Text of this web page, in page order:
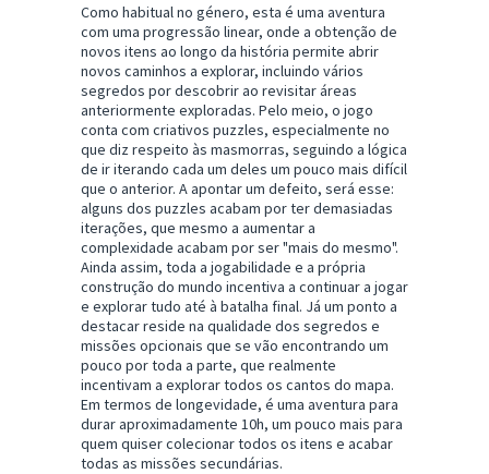
Como habitual no género, esta é uma aventura
com uma progressão linear, onde a obtenção de
novos itens ao longo da história permite abrir
novos caminhos a explorar, incluindo vários
segredos por descobrir ao revisitar áreas
anteriormente exploradas. Pelo meio, o jogo
conta com criativos puzzles, especialmente no
que diz respeito às masmorras, seguindo a lógica
de ir iterando cada um deles um pouco mais difícil
que o anterior. A apontar um defeito, será esse:
alguns dos puzzles acabam por ter demasiadas
iterações, que mesmo a aumentar a
complexidade acabam por ser "mais do mesmo".
Ainda assim, toda a jogabilidade e a própria
construção do mundo incentiva a continuar a jogar
e explorar tudo até à batalha final. Já um ponto a
destacar reside na qualidade dos segredos e
missões opcionais que se vão encontrando um
pouco por toda a parte, que realmente
incentivam a explorar todos os cantos do mapa.
Em termos de longevidade, é uma aventura para
durar aproximadamente 10h, um pouco mais para
quem quiser colecionar todos os itens e acabar
todas as missões secundárias.